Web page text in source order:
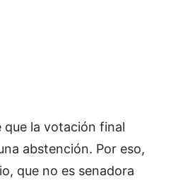
la votación final
abstención. Por eso,
que no es senadora